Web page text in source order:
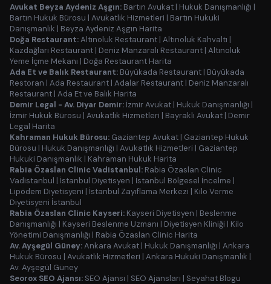
Avukat Beyza Aydeniz Aşgın: Bartın Avukat | Hukuk Danışmanlığı |
Bartın Hukuk Bürosu | Avukatlık Hizmetleri | Bartın Hukuki
Danışmanlık | Beyza Aydeniz Aşgın Harita
Doğa Restaurant:Altınoluk Restaurant | Altınoluk Kahvaltı |
Kazdağları Restaurant | Deniz Manzaralı Restaurant | Altınoluk
Yeme İçme Mekanı | Doğa Restaurant Harita
Ada Et ve Balık Restaurant: Büyükada Restaurant | Büyükada
Restoran | Ada Restaurant | Adalar Restaurant | Deniz Manzaralı
Restaurant | Ada Et ve Balık Harita
Demir Legal - Av. Diyar Demir: İzmir Avukat | Hukuk Danışmanlığı |
İzmir Hukuk Bürosu | Avukatlık Hizmetleri | Bayraklı Avukat | Demir
Legal Harita
Kahraman Hukuk Bürosu: Gaziantep Avukat | Gaziantep Hukuk
Bürosu | Hukuk Danışmanlığı | Avukatlık Hizmetleri | Gaziantep
Hukuki Danışmanlık | Kahraman Hukuk Harita
Rabia Özaslan Clinic Vadistanbul: Rabia Özaslan Clinic
Vadistanbul | İstanbul Diyetisyen | İstanbul Bölgesel İncelme |
Lipödem Diyetisyeni | İstanbul Zayıflama Merkezi | Kilo Verme
Diyetisyeni İstanbul
Rabia Özaslan Clinic Kayseri: Kayseri Diyetisyen | Beslenme
Danışmanlığı | Kayseri Beslenme Uzmanı | Diyetisyen Kliniği | Kilo
Yönetimi Danışmanlığı | Rabia Özaslan Clinic Harita
Av. Ayşegül Güney:Ankara Avukat | Hukuk Danışmanlığı | Ankara
Hukuk Bürosu | Avukatlık Hizmetleri | Ankara Hukuki Danışmanlık |
Av. Ayşegül Güney
Seorox SEO Ajansı: SEO Ajansı | SEO Ajansları | Seyahat Blogu